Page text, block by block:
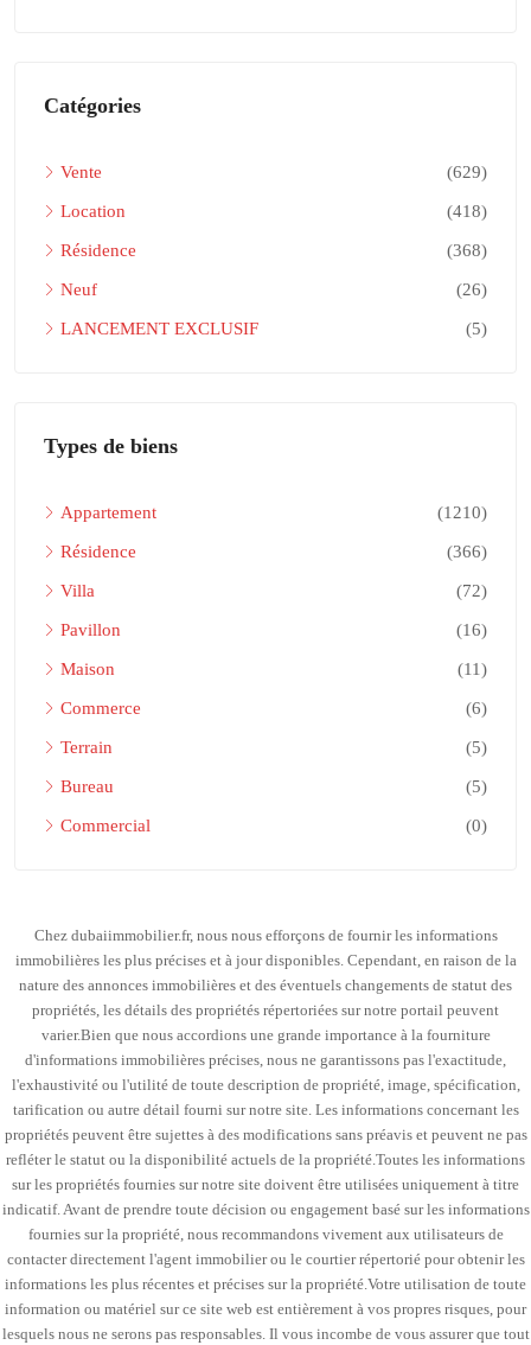
Catégories
Vente (629)
Location (418)
Résidence (368)
Neuf (26)
LANCEMENT EXCLUSIF (5)
Types de biens
Appartement (1210)
Résidence (366)
Villa (72)
Pavillon (16)
Maison (11)
Commerce (6)
Terrain (5)
Bureau (5)
Commercial (0)
Chez dubaiimmobilier.fr, nous nous efforçons de fournir les informations
immobilières les plus précises et à jour disponibles. Cependant, en raison de la
nature des annonces immobilières et des éventuels changements de statut des
propriétés, les détails des propriétés répertoriées sur notre portail peuvent
varier.Bien que nous accordions une grande importance à la fourniture
d'informations immobilières précises, nous ne garantissons pas l'exactitude,
l'exhaustivité ou l'utilité de toute description de propriété, image, spécification,
tarification ou autre détail fourni sur notre site. Les informations concernant les
propriétés peuvent être sujettes à des modifications sans préavis et peuvent ne pas
refléter le statut ou la disponibilité actuels de la propriété.Toutes les informations
sur les propriétés fournies sur notre site doivent être utilisées uniquement à titre
indicatif. Avant de prendre toute décision ou engagement basé sur les informations
fournies sur la propriété, nous recommandons vivement aux utilisateurs de
contacter directement l'agent immobilier ou le courtier répertorié pour obtenir les
informations les plus récentes et précises sur la propriété.Votre utilisation de toute
information ou matériel sur ce site web est entièrement à vos propres risques, pour
lesquels nous ne serons pas responsables. Il vous incombe de vous assurer que tout